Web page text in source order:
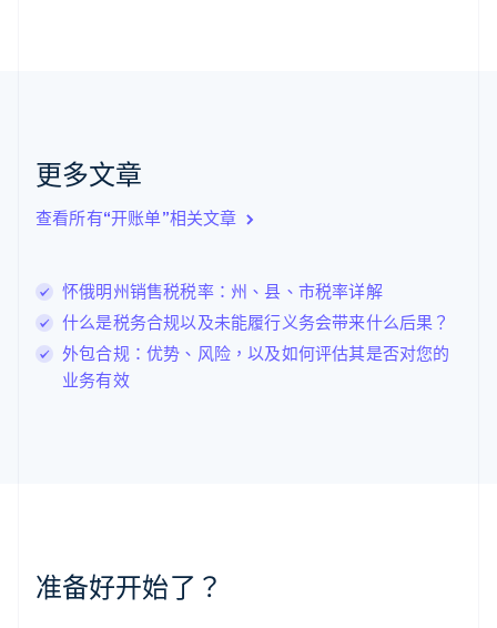
更多文章
查看所有“开账单”相关文章
怀俄明州销售税税率：州、县、市税率详解
什么是税务合规以及未能履行义务会带来什么后果？
外包合规：优势、风险，以及如何评估其是否对您的
业务有效
准备好开始了？
克罗地亚
EnglishItaliano
拉脱维亚
English
列支敦士登
DeutschEnglish
卢森堡
FrançaisDeutschEnglish
罗马尼亚
墨西哥
EspañolEnglish